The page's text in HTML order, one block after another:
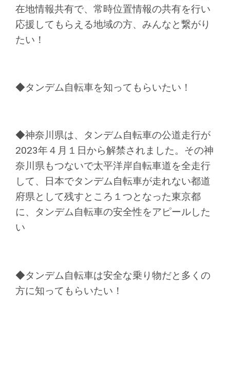
在地情報共有で、常時位置情報の共有を行い
応援してもらえる地域の方、みんなと繋がり
たい！
◆タンデム自転車を知ってもらいたい！
◆神奈川県は、タンデム自転車の公道走行が
2023年４月１日から解禁されました。その神
奈川県もつないで太平洋岸自転車道を全走行
して、日本でタンデム自転車が走れない都道
府県として残すところ１つとなった東京都
に、タンデム自転車の安全性をアピールした
い
◆タンデム自転車は安全な乗り物だと多くの
方に知ってもらいたい！